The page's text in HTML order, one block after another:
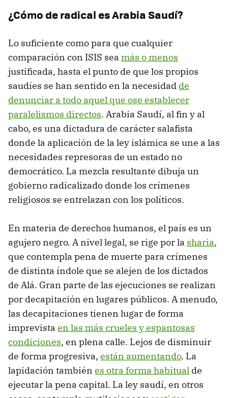
¿Cómo de radical es Arabia Saudí?
Lo suficiente como para que cualquier
comparación con ISIS sea más o menos
justificada, hasta el punto de que los propios
saudíes se han sentido en la necesidad de
denunciar a todo aquel que ose establecer
paralelismos directos. Arabia Saudí, al fin y al
cabo, es una dictadura de carácter salafista
donde la aplicación de la ley islámica se une a las
necesidades represoras de un estado no
democrático. La mezcla resultante dibuja un
gobierno radicalizado donde los crímenes
religiosos se entrelazan con los políticos.
En materia de derechos humanos, el país es un
agujero negro. A nivel legal, se rige por la sharia,
que contempla pena de muerte para crímenes
de distinta índole que se alejen de los dictados
de Alá. Gran parte de las ejecuciones se realizan
por decapitación en lugares públicos. A menudo,
las decapitaciones tienen lugar de forma
imprevista en las más crueles y espantosas
condiciones, en plena calle. Lejos de disminuir
de forma progresiva, están aumentando. La
lapidación también es otra forma habitual de
ejecutar la pena capital. La ley saudí, en otros